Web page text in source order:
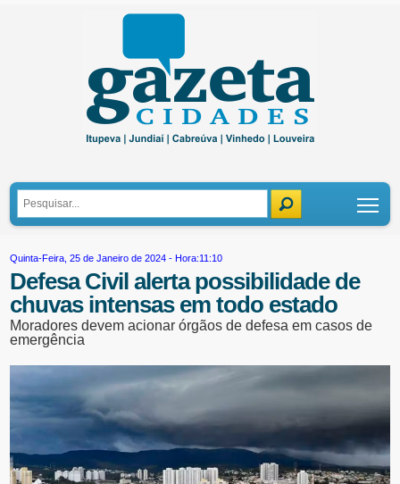
Quinta-Feira, 25 de Janeiro de 2024 - Hora:11:10
Defesa Civil alerta possibilidade de
chuvas intensas em todo estado
Moradores devem acionar órgãos de defesa em casos de
emergência